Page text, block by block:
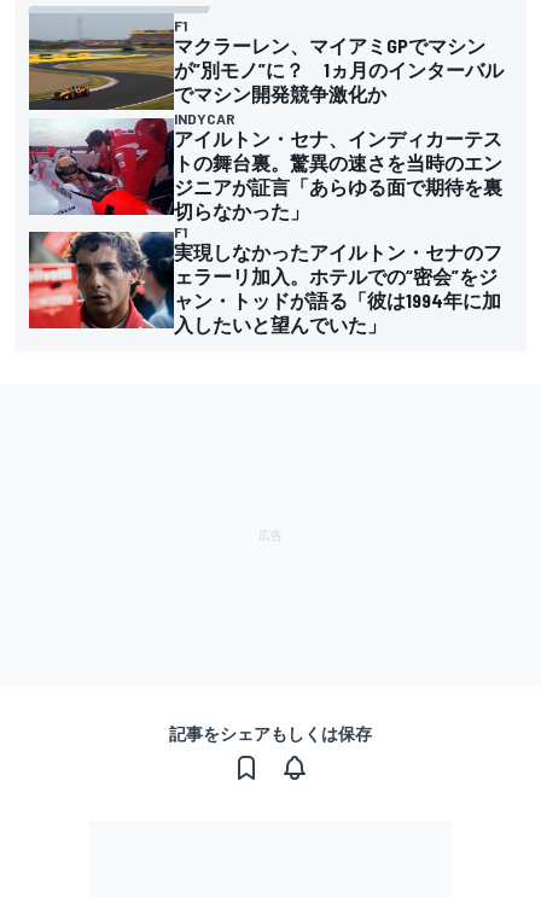
F1
マクラーレン、マイアミGPでマシン
が”別モノ”に？ 1ヵ月のインターバル
でマシン開発競争激化か
INDYCAR
アイルトン・セナ、インディカーテス
トの舞台裏。驚異の速さを当時のエン
ジニアが証言「あらゆる面で期待を裏
切らなかった」
F1
実現しなかったアイルトン・セナのフ
ェラーリ加入。ホテルでの“密会”をジ
ャン・トッドが語る「彼は1994年に加
入したいと望んでいた」
記事をシェアもしくは保存